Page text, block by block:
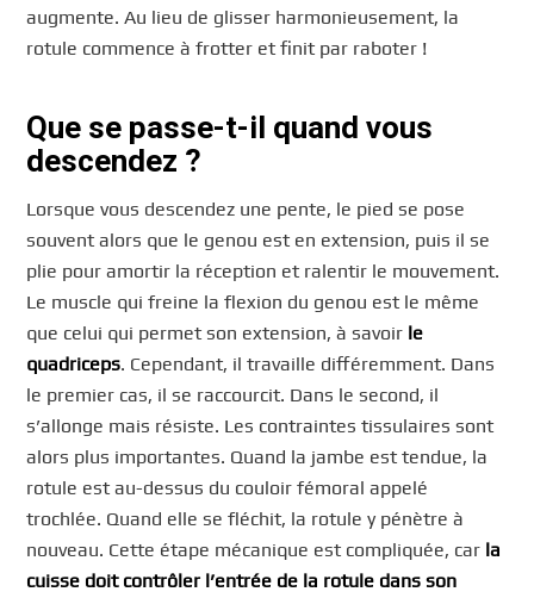
augmente. Au lieu de glisser harmonieusement, la
rotule commence à frotter et finit par raboter !
Que se passe-t-il quand vous
descendez ?
Lorsque vous descendez une pente, le pied se pose
souvent alors que le genou est en extension, puis il se
plie pour amortir la réception et ralentir le mouvement.
Le muscle qui freine la flexion du genou est le même
que celui qui permet son extension, à savoir le
quadriceps. Cependant, il travaille différemment. Dans
le premier cas, il se raccourcit. Dans le second, il
s’allonge mais résiste. Les contraintes tissulaires sont
alors plus importantes. Quand la jambe est tendue, la
rotule est au-dessus du couloir fémoral appelé
trochlée. Quand elle se fléchit, la rotule y pénètre à
nouveau. Cette étape mécanique est compliquée, car la
cuisse doit contrôler l’entrée de la rotule dans son